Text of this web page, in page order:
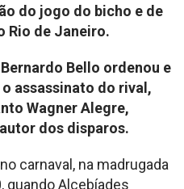
do jogo do bicho e de
Rio de Janeiro.
Bello ordenou e
assassinato do rival,
Wagner Alegre,
dos disparos.
carnaval, na madrugada
quando Alcebíades